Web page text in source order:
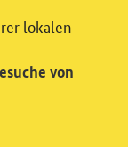
oder
für
Wir
lokalen
von